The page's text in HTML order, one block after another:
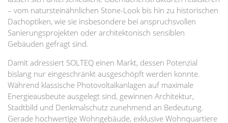
– vom natursteinähnlichen Stone-Look bis hin zu historischen
Dachoptiken, wie sie insbesondere bei anspruchsvollen
Sanierungsprojekten oder architektonisch sensiblen
Gebäuden gefragt sind.
Damit adressiert SOLTEQ einen Markt, dessen Potenzial
bislang nur eingeschränkt ausgeschöpft werden konnte.
Während klassische Photovoltaikanlagen auf maximale
Energieausbeute ausgelegt sind, gewinnen Architektur,
Stadtbild und Denkmalschutz zunehmend an Bedeutung.
Gerade hochwertige Wohngebäude, exklusive Wohnquartiere